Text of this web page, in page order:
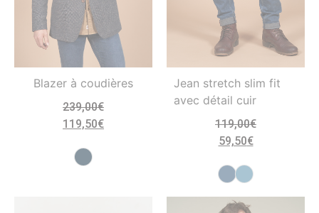
Blazer à coudières
239,00€
119,50€
Jean stretch slim fit
avec détail cuir
119,00€
59,50€